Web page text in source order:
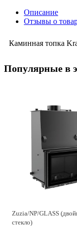
Описание
Отзывы о
Каминная топка
Популярные в
Zuzia/NP/GLASS
стекло)